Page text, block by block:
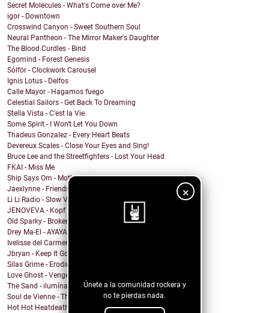
×
Únete a la comunidad rockera y
no te pierdas nada.
Secret Molecules - What's Come over Me?
igor - Downtown
Crosswind Canyon - Sweet Southern Soul
Neural Pantheon - The Mirror Maker's Daughter
The Blood Curdles - Bind
Egomind - Forest Genesis
Sólför - Clockwork Carousel
Ignis Lotus - Delfos
Calle Mayor - Hagamos fuego
Celestial Sailors - Get Back To Dreaming
Stella Vista - C'est la Vie
Some Spirit - I Won't Let You Down
Thadeus Gonzalez - Every Heart Beats
Devereux Scales - Close Your Eyes and Sing!
Bruce Lee and the Streetfighters - Lost Your Head
FKAI - Miss Me
Ship Says Om - Mother Director
Jaexlynne - Friends Like You
Li Li Radio - Slow View
JENOVEVA - Kopf auf
Old Sparky - Broken City Blues
Drey Ma-El - AYAYAI
Ivelisse del Carmen - Mi Sangre Baila
Jbryan - Keep It Going
Silas Grime - Eroding Grace
Love Ghost - Vengeance
The Sand - ilumíname
Soul de Vienne - That Was Insane
Hot Hot Heatdeath - no respawns